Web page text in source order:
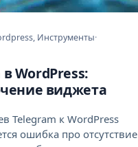
, Инструменты·
WordPress:
виджета
Telegram к WordPress
ошибка про отсутствие